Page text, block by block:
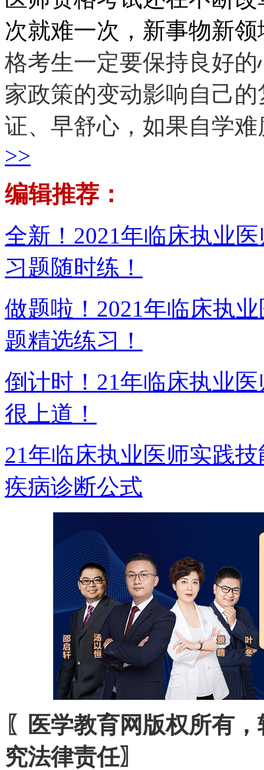
次就难一次，新事物新
格考生一定要保持良好
家政策的变动影响自己
证、早舒心，如果自学难
>>
编辑推荐：
全新！2021年临床执业
习题随时练！
做题啦！2021年临床执
题精选练习！
倒计时！21年临床执业
很上道！
21年临床执业医师实践
疾病诊断公式
〖医学教育网版权所有
究法律责任〗